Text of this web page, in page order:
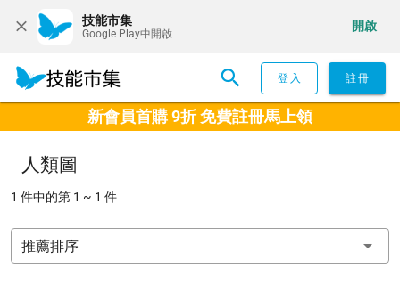
技能市集
Google Play中開啟
開啟
登入 註冊
新會員首購 9折 免費註冊馬上領
人類圖
1 件中的第 1 ~ 1 件
推薦排序